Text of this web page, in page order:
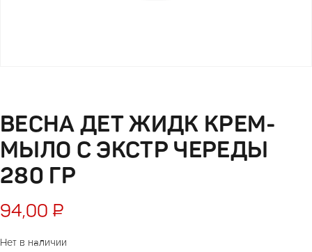
ВЕСНА ДЕТ ЖИДК КРЕМ-
МЫЛО С ЭКСТР ЧЕРЕДЫ
280 ГР
94,00 ₽
Нет в наличии